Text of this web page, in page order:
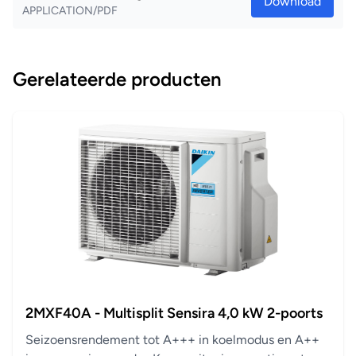
ruimte te worden geïnstalleerd
compressorsnelheid aan de reële vraag aan. Minder starten
APPLICATION/PDF
Gerelateerde producten
2MXF40A - Multisplit Sensira 4,0 kW 2-poorts
Seizoensrendement tot A+++ in koelmodus en A++